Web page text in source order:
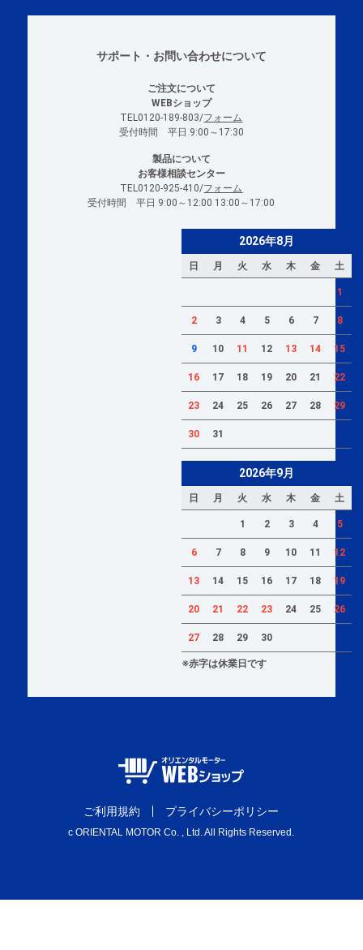
サポート・お問い合わせについて
ご注文について
WEBショップ
TEL0120-189-803/フォーム
受付時間 平日 9:00～17:30
製品について
お客様相談センター
TEL0120-925-410/フォーム
受付時間 平日 9:00～12:00 13:00～17:00
ご利用規約 プライバシーポリシー
c ORIENTAL MOTOR Co. , Ltd. All Rights Reserved.
2026年8月
日 月 火 水 木 金 土
1
2 3 4 5 6 7 8
9 10 11 12 13 14 15
16 17 18 19 20 21 22
23 24 25 26 27 28 29
30 31
2026年9月
日 月 火 水 木 金 土
1 2 3 4 5
6 7 8 9 10 11 12
13 14 15 16 17 18 19
20 21 22 23 24 25 26
27 28 29 30
※赤字は休業日です